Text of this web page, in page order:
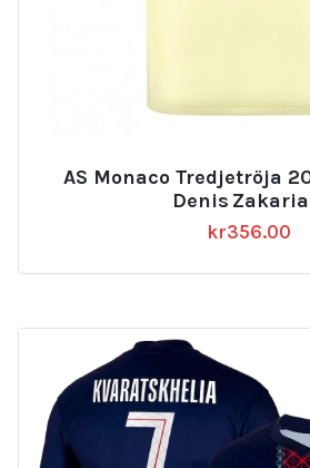
AS Monaco Tredjetröja
Denis
kr356.00